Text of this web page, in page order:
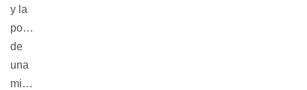
y la
popularización
de
una
mirada